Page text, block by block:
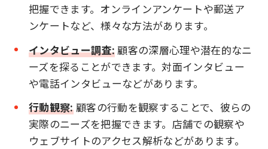
把握できます。オンラインアンケートや郵送ア
ンケートなど、様々な方法があります。
インタビュー調査: 顧客の深層心理や潜在的なニ
ーズを探ることができます。対面インタビュー
や電話インタビューなどがあります。
行動観察:顧客の行動を観察することで、彼らの
実際のニーズを把握できます。店舗での観察や
ウェブサイトのアクセス解析などがあります。